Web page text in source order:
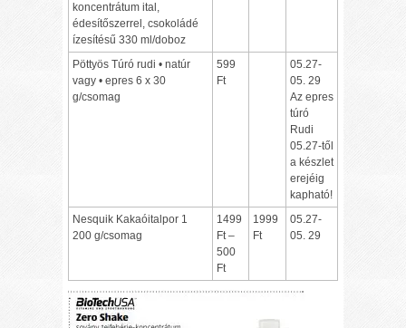
koncentrátum ital,
édesítőszerrel, csokoládé
ízesítésű 330 ml/doboz
Pöttyös Túró rudi • natúr
vagy • epres 6 x 30
g/csomag
599
Ft
05.27-
05. 29
Az epres
túró
Rudi
05.27-től
a készlet
erejéig
kapható!
Nesquik Kakaóitalpor 1
200 g/csomag
1499
Ft –
500
Ft
1999
Ft
05.27-
05. 29